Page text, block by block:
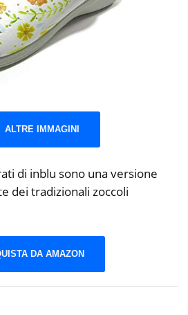
ALTRE IMMAGINI
di inblu sono una versione
dei tradizionali zoccoli
DA AMAZON